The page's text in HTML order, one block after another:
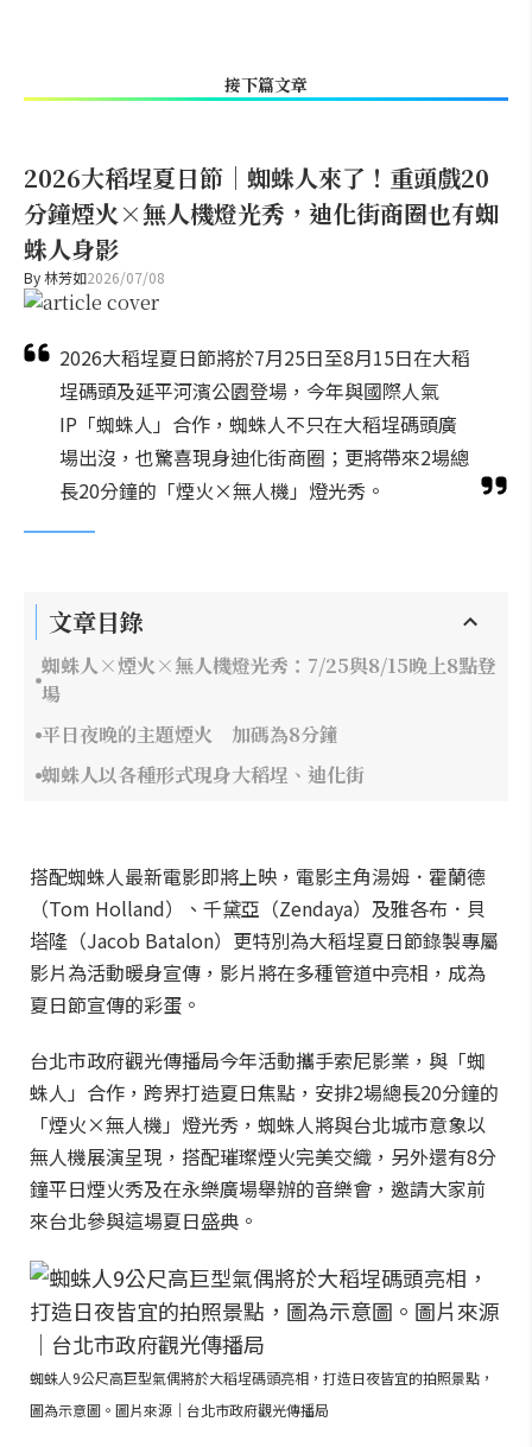
接下篇文章
2026大稻埕夏日節｜蜘蛛人來了！重頭戲20
分鐘煙火×無人機燈光秀，迪化街商圈也有蜘
蛛人身影
By林芳如2026/07/08
2026大稻埕夏日節將於7月25日至8月15日在大稻
埕碼頭及延平河濱公園登場，今年與國際人氣
IP「蜘蛛人」合作，蜘蛛人不只在大稻埕碼頭廣
場出沒，也驚喜現身迪化街商圈；更將帶來2場總
長20分鐘的「煙火×無人機」燈光秀。
文章目錄
蜘蛛人×煙火×無人機燈光秀：7/25與8/15晚上8點登
場
平日夜晚的主題煙火 加碼為8分鐘
蜘蛛人以各種形式現身大稻埕、迪化街
搭配蜘蛛人最新電影即將上映，電影主角湯姆．霍蘭德
（Tom Holland）、千黛亞（Zendaya）及雅各布．貝
塔隆（Jacob Batalon）更特別為大稻埕夏日節錄製專屬
影片為活動暖身宣傳，影片將在多種管道中亮相，成為
夏日節宣傳的彩蛋。
台北市政府觀光傳播局今年活動攜手索尼影業，與「蜘
蛛人」合作，跨界打造夏日焦點，安排2場總長20分鐘的
「煙火×無人機」燈光秀，蜘蛛人將與台北城市意象以
無人機展演呈現，搭配璀璨煙火完美交織，另外還有8分
鐘平日煙火秀及在永樂廣場舉辦的音樂會，邀請大家前
來台北參與這場夏日盛典。
蜘蛛人9公尺高巨型氣偶將於大稻埕碼頭亮相，打造日夜皆宜的拍照景點，
圖為示意圖。圖片來源｜台北市政府觀光傳播局